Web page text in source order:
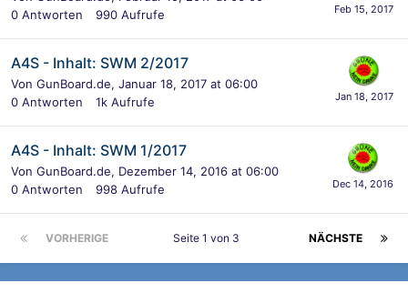
0 Antworten 990 Aufrufe
A4S - Inhalt: SWM 2/2017
Von GunBoard.de, Januar 18, 2017 at 06:00
0 Antworten 1k Aufrufe
A4S - Inhalt: SWM 1/2017
Von GunBoard.de, Dezember 14, 2016 at 06:00
0 Antworten 998 Aufrufe
VORHERIGE NÄCHSTE
Seite 1 von 3